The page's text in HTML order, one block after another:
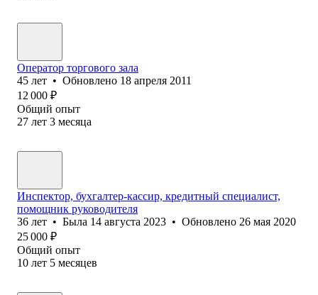
Оператор торгового зала
45 лет • Обновлено 18 апреля 2011
12 000 ₽
Общий опыт
27 лет 3 месяца
Инспектор, бухгалтер-кассир, кредитный специалист,
помощник руководителя
36 лет • Была 14 августа 2023 • Обновлено 26 мая 2020
25 000 ₽
Общий опыт
10 лет 5 месяцев